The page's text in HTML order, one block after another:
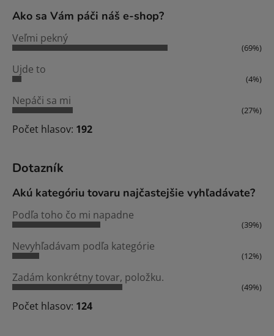
Ako sa Vám páči náš e-shop?
Veľmi pekný
(69%)
Ujde to
(4%)
Nepáči sa mi
(27%)
Počet hlasov: 192
Dotazník
Akú kategóriu tovaru najčastejšie vyhľadávate?
Podľa toho čo mi napadne
(39%)
Nevyhľadávam podľa kategórie
(12%)
Zadám konkrétny tovar, položku.
(49%)
Počet hlasov: 124